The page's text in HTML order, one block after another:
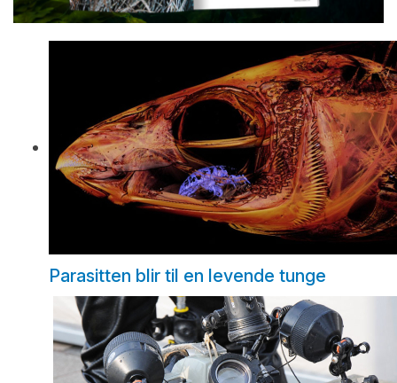
Parasitten blir til en levende tunge